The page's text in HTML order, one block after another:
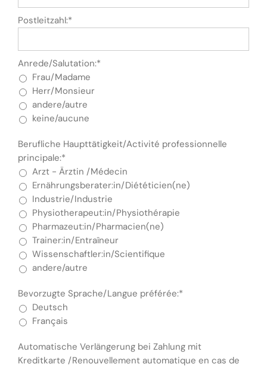
Postleitzahl:*
Anrede/Salutation:*
Frau/Madame
Herr/Monsieur
andere/autre
keine/aucune
Berufliche Haupttätigkeit/Activité professionnelle
principale:*
Arzt - Ärztin /Médecin
Ernährungsberater:in/Diététicien(ne)
Industrie/Industrie
Physiotherapeut:in/Physiothérapie
Pharmazeut:in/Pharmacien(ne)
Trainer:in/Entraîneur
Wissenschaftler:in/Scientifique
andere/autre
Bevorzugte Sprache/Langue préférée:*
Deutsch
Français
Automatische Verlängerung bei Zahlung mit
Kreditkarte /Renouvellement automatique en cas de